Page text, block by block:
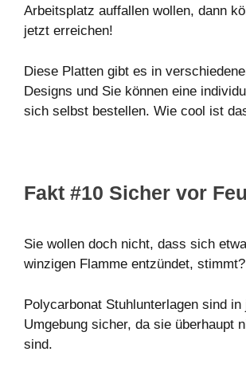
Arbeitsplatz auffallen wollen, dann
jetzt erreichen!
Diese Platten gibt es in
Designs und Sie können eine
sich selbst bestellen. Wie cool ist
Fakt #10 Sicher vor
Sie wollen doch nicht, dass sich
winzigen Flamme entzündet, stimmt?
Polycarbonat Stuhlunterlagen sind in
Umgebung sicher, da sie überhaupt
sind.